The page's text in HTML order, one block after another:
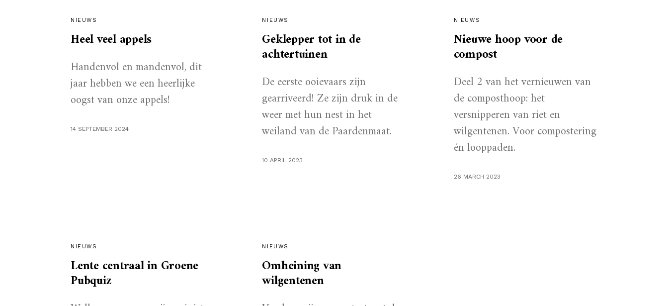
NIEUWS
Heel veel appels
Handenvol en mandenvol, dit
jaar hebben we een heerlijke
oogst van onze appels!
14 SEPTEMBER 2024
NIEUWS
Geklepper tot in de
achtertuinen
De eerste ooievaars zijn
gearriveerd! Ze zijn druk in de
weer met hun nest in het
weiland van de Paardenmaat.
10 APRIL 2023
NIEUWS
Nieuwe hoop voor de
compost
Deel 2 van het vernieuwen van
de composthoop: het
versnipperen van riet en
wilgentenen. Voor compostering
én looppaden.
26 MARCH 2023
NIEUWS
Lente centraal in Groene
Pubquiz
NIEUWS
Omheining van
wilgentenen